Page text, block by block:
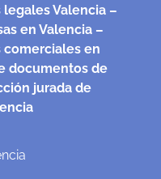
Valencia –
en Valencia –
comerciales en
documentos de
jurada de